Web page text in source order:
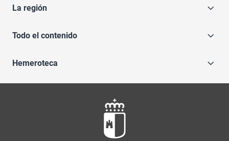
La región
Todo el contenido
Hemeroteca